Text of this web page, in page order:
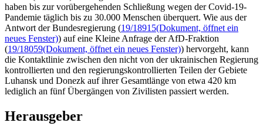
haben bis zur vorübergehenden Schließung wegen der Covid-19-
Pandemie täglich bis zu 30.000 Menschen überquert. Wie aus der
Antwort der Bundesregierung (19/18915(Dokument, öffnet ein
neues Fenster)) auf eine Kleine Anfrage der AfD-Fraktion
(19/18059(Dokument, öffnet ein neues Fenster)) hervorgeht, kann
die Kontaktlinie zwischen den nicht von der ukrainischen Regierung
kontrollierten und den regierungskontrollierten Teilen der Gebiete
Luhansk und Donezk auf ihrer Gesamtlänge von etwa 420 km
lediglich an fünf Übergängen von Zivilisten passiert werden.
Herausgeber